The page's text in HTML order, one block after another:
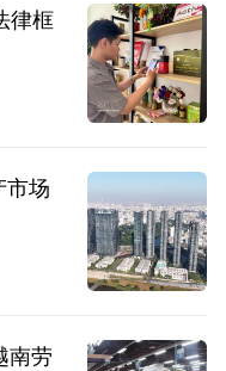
律框
市场
南劳